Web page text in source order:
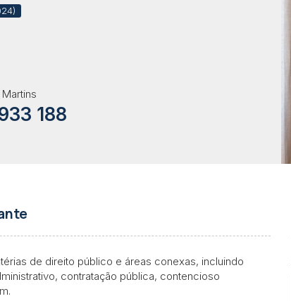
188
de direito público e áreas conexas, incluindo
contratação pública, contencioso